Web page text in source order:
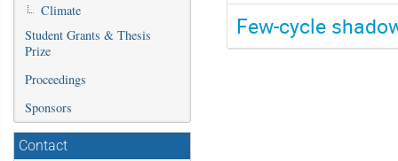
Climate
Student Grants & Thesis
Prize
Proceedings
Sponsors
Contact
Few-cycle